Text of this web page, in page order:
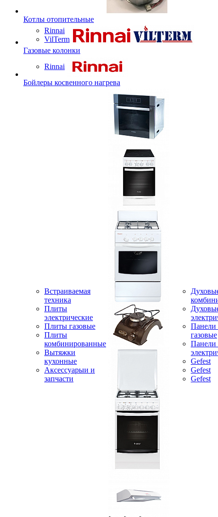
Котлы отопительные
Rinnai
VilTerm
Газовые колонки
Rinnai
Бойлеры косвенного нагрева
Встраиваемая
техника
Плиты
электрические
Плиты газовые
Плиты
комбинированные
Вытяжки
кухонные
Аксессуарыи и
запчасти
Панели
газовые
Панели
Gefest
Gefest
Gefest